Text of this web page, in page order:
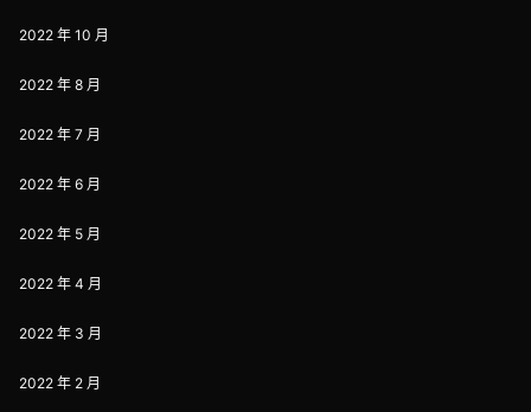
2022 年 10 月
2022 年 8 月
2022 年 7 月
2022 年 6 月
2022 年 5 月
2022 年 4 月
2022 年 3 月
2022 年 2 月